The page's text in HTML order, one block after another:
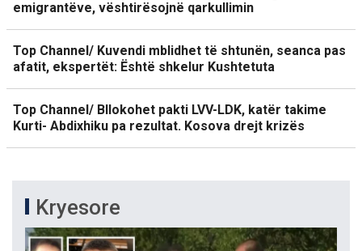
emigrantëve, vështirësojnë qarkullimin
Top Channel/ Kuvendi mblidhet të shtunën, seanca pas
afatit, ekspertët: Është shkelur Kushtetuta
Top Channel/ Bllokohet pakti LVV-LDK, katër takime
Kurti- Abdixhiku pa rezultat. Kosova drejt krizës
Kryesore